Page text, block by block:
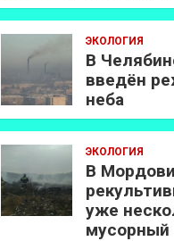
ЭКОЛОГИЯ
В
введён
неба
ЭКОЛОГИЯ
В
уже
мусорный